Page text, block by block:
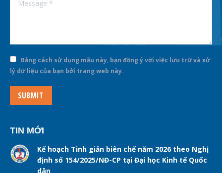
Bằng cách sử dụng mẫu này, bạn đồng ý với việc lưu trữ và xử
lý dữ liệu của bạn bởi trang web này.
SUBMIT
TIN MỚI
Kế hoạch Tinh giản biên chế năm 2026 theo Nghị
định số 154/2025/NĐ-CP tại Đại học Kinh tế Quốc
dân